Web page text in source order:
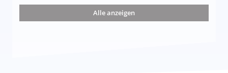
die 15 besten Möglichkeiten
Alle anzeigen